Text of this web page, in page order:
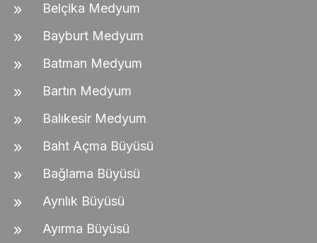
Belçika Medyum
Bayburt Medyum
Batman Medyum
Bartın Medyum
Balıkesir Medyum
Baht Açma Büyüsü
Bağlama Büyüsü
Ayrılık Büyüsü
Ayırma Büyüsü